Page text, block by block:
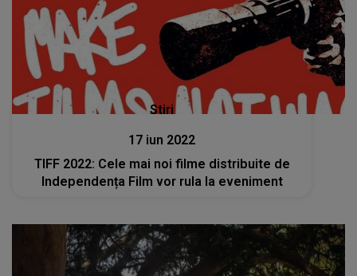
Stiri
17 iun 2022
TIFF 2022: Cele mai noi filme distribuite de
Independența Film vor rula la eveniment